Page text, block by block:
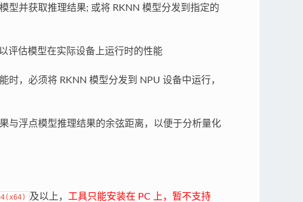
型并获取推理结果; 或将 RKNN 模型分发到指定的
评估模型在实际设备上运行时的性能
，必须将 RKNN 模型分发到 NPU 设备中运行，
与浮点模型推理结果的余弦距离，以便于分析量化
及以上， 工具只能安装在 PC 上，暂不支持